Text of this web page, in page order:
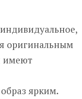
оригинальным
имеют
ярким.